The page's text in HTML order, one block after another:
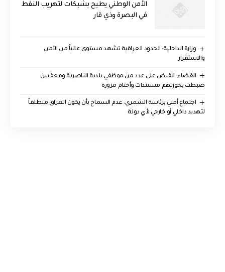
الأمن الوطني يطيح بشبكات لتهريب النفط
في البصرة وذي قار
وزارة الداخلية: الحدود العراقية تشهد مستوى عالياً من الأمن
والاستقرار
القضاء: القبض على عدد من موظفي بلدية الناصرية ومعقبين
ضبطت بحوزتهم مستندات وأختام مزورة
اجتماع أمني برئاسة الشمري: عدم السماح بأن يكون العراق منطلقاً
لتهديد داخلي أو خارجي لأي دولة